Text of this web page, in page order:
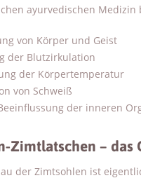
ayurvedischen Medizin
von Körper und Geist
der Blutzirkulation
der Körpertemperatur
von Schweiß
der inneren
Zimtlatschen –
der Zimtsohlen ist